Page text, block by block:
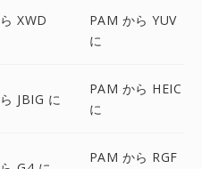
XWD
PAM から YUV
に
JBIG に
PAM から HEIC
に
PAM から RGF